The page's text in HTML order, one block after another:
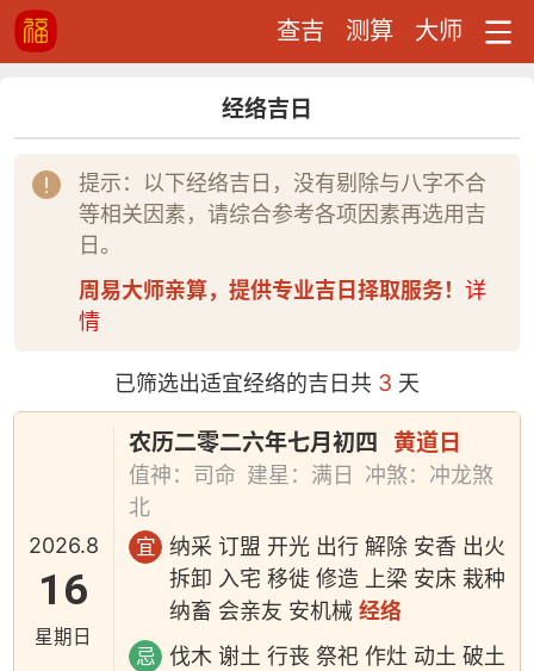
查吉 测算 大师
经络吉日
提示：以下经络吉日，没有剔除与八字不合
等相关因素，请综合参考各项因素再选用吉
日。
周易大师亲算，提供专业吉日择取服务！ 详
情
已筛选出适宜经络的吉日共 3 天
2026.8
16
星期日
农历二零二六年七月初四 黄道日
值神：司命 建星：满日
冲煞：冲龙煞
北
宜
纳采 订盟 开光 出行 解除 安香 出火
拆卸 入宅 移徙 修造 上梁 安床 栽种
纳畜 会亲友 安机械经络
忌
伐木 谢土 行丧 祭祀 作灶 动土 破土